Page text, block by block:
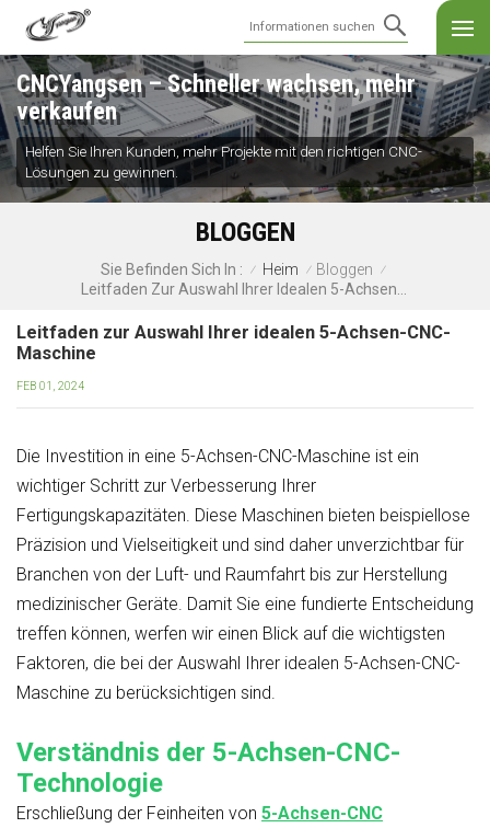
CNCYangsen – Schneller wachsen, mehr
verkaufen
Helfen Sie Ihren Kunden, mehr Projekte mit den richtigen CNC-
Lösungen zu gewinnen.
BLOGGEN
Sie Befinden Sich In : / Heim / Bloggen /
Leitfaden zur Auswahl Ihrer idealen 5-Achsen-CNC-
Maschine
FEB 01, 2024
Die Investition in eine 5-Achsen-CNC-Maschine ist ein
wichtiger Schritt zur Verbesserung Ihrer
Fertigungskapazitäten. Diese Maschinen bieten beispiellose
Präzision und Vielseitigkeit und sind daher unverzichtbar für
Branchen von der Luft- und Raumfahrt bis zur Herstellung
medizinischer Geräte. Damit Sie eine fundierte Entscheidung
treffen können, werfen wir einen Blick auf die wichtigsten
Faktoren, die bei der Auswahl Ihrer idealen 5-Achsen-CNC-
Maschine zu berücksichtigen sind.
Verständnis der 5-Achsen-CNC-
Technologie
Erschließung der Feinheiten von 5-Achsen-CNC